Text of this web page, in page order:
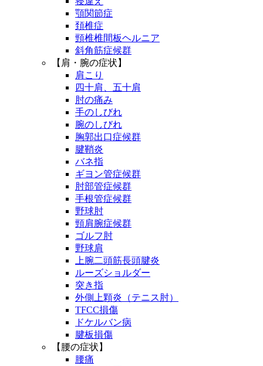
顎関節症
頚椎症
頸椎椎間板ヘルニア
斜角筋症候群
【肩・腕の症状】
肩こり
四十肩、五十肩
肘の痛み
手のしびれ
腕のしびれ
胸郭出口症候群
腱鞘炎
バネ指
ギヨン管症候群
肘部管症候群
手根管症候群
野球肘
頸肩腕症候群
ゴルフ肘
野球肩
上腕二頭筋長頭腱炎
ルーズショルダー
突き指
外側上顆炎（テニス肘）
TFCC損傷
ドケルバン病
腱板損傷
【腰の症状】
腰痛